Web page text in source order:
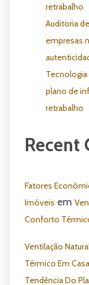
retrabalho
Auditoria
empresas
plano de
retrabalho
Recent
Fatores
Imóveis em
Conforto
Ventilação
Térmico Em Casa
Tendência Do